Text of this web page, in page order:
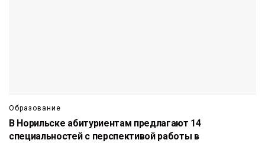
Образование
В Норильске абитуриентам предлагают 14
специальностей с перспективой работы в